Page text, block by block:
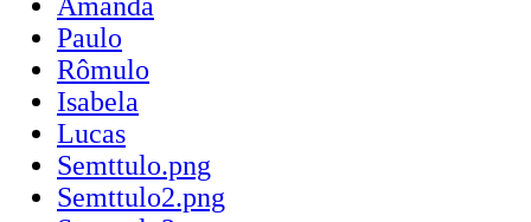
Paulo
Rômulo
Isabela
Lucas
Semttulo.png
Semttulo2.png